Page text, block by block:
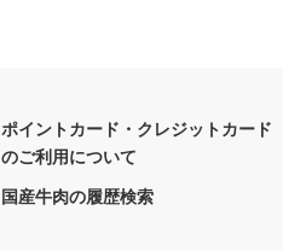
ポイントカード・クレジットカード
のご利用について
国産牛肉の履歴検索